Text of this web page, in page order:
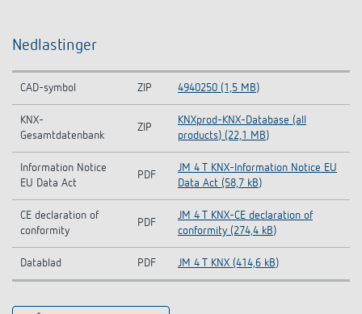
Nedlastinger
CAD-symbol ZIP 4940250 (1,5 MB)
KNX-
Gesamtdatenbank
ZIP
KNXprod-KNX-Database (all
products) (22,1 MB)
Information Notice
EU Data Act
PDF
JM 4 T KNX-Information Notice EU
Data Act (58,7 kB)
CE declaration of
conformity
PDF
JM 4 T KNX-CE declaration of
conformity (274,4 kB)
Datablad PDF JM 4 T KNX (414,6 kB)